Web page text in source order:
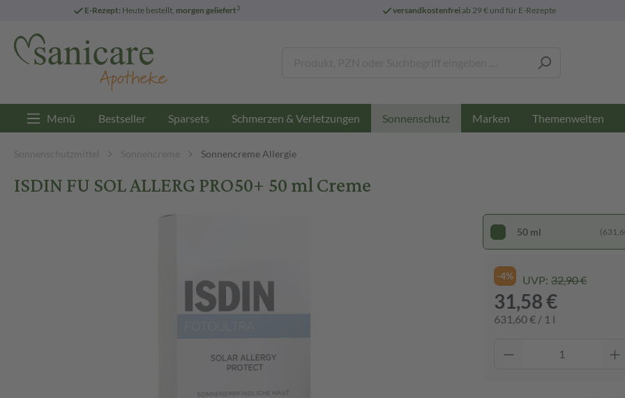
E-Rezept: Heute bestellt, morgen geliefert3 versandkostenfreiab 29 € und für E-Rezepte
Menü Bestseller Sparsets Schmerzen & Verletzungen Sonnenschutz Marken Themenwelten
Sonnenschutzmittel Sonnencreme Sonnencreme Allergie
ISDIN FU SOL ALLERG PRO50+ 50 ml Creme
50 ml
-4% UVP: 32,90 €
31,58 €
631,60 € / 1 l